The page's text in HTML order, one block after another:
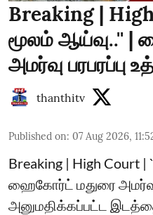
Breaking |
மூலம் ஆய்வு..'' |
அமர்வு பரபரப்பு
thanthitv
Published on: 07 Aug 2026,
Breaking | High Court
ஹைகோர்ட் மதுரை அமர்வு
அனுமதிக்கப்பட்ட